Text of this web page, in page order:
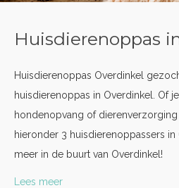
Huisdierenoppas
Huisdierenoppas Overdinkel
huisdierenoppas in Overdinkel. Of
hondenopvang of
hieronder 3 huisdierenoppassers in
meer in de buurt van Overdinkel!
Lees meer